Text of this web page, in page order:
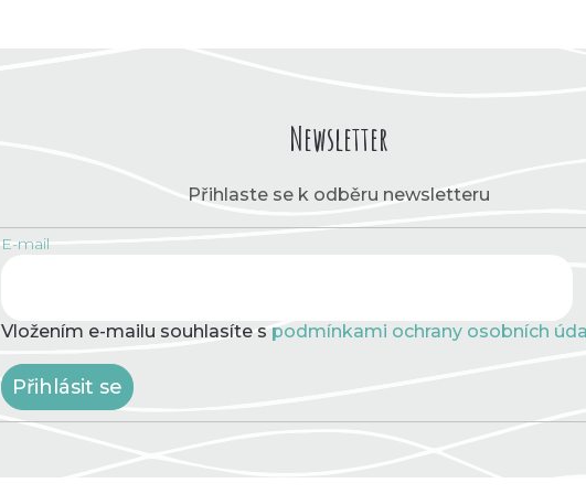
Newsletter
Přihlaste se k odběru newsletteru
E-mail
Vložením e-mailu souhlasíte s podmínkami ochrany osobních
Přihlásit se